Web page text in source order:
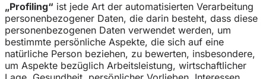
„Profiling“ ist jede Art der automatisierten Verarbeitung
personenbezogener Daten, die darin besteht, dass diese
personenbezogenen Daten verwendet werden, um
bestimmte persönliche Aspekte, die sich auf eine
natürliche Person beziehen, zu bewerten, insbesondere,
um Aspekte bezüglich Arbeitsleistung, wirtschaftlicher